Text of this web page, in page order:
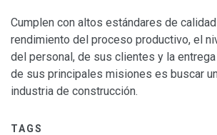
Cumplen con altos estándares de
rendimiento del proceso productivo, el
del personal, de sus clientes y la
de sus principales misiones es buscar
industria de construcción.
TAGS